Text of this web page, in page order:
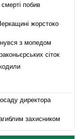
побив
жорстоко
з мопедом
сіток
директора
захисником